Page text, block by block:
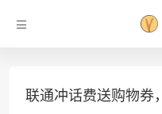
联通冲话费送购物券